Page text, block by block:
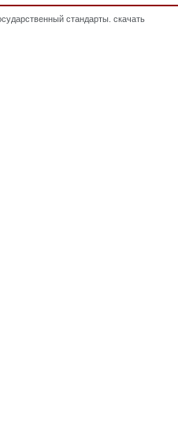
стандарты. скачать